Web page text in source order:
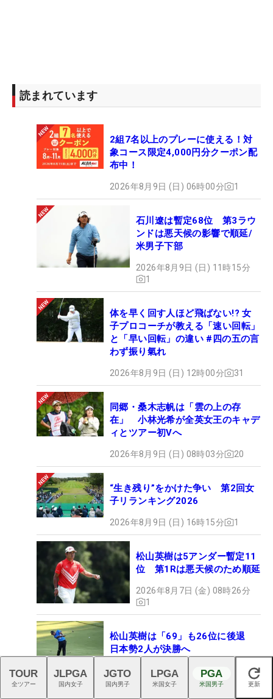
読まれています
2組7名以上のプレーに使える！対
象コース限定4,000円分クーポン配
布中！
2026年8月9日 (日) 06時00分 1
石川遼は暫定68位 第3ラウ
ンドは悪天候の影響で順延/
米男子下部
2026年8月9日 (日) 11時15分
1
体を早く回す人ほど飛ばない!? 女
子プロコーチが教える「速い回転」
と「早い回転」の違い #四の五の言
わず振り氣れ
2026年8月9日 (日) 12時00分 31
同郷・桑木志帆は「雲の上の存
在」 小林光希が全英女王のキャデ
ィとツアー初Vへ
2026年8月9日 (日) 08時03分 20
“生き残り”をかけた争い 第2回女
子リランキング2026
2026年8月9日 (日) 16時15分 1
松山英樹は5アンダー暫定11
位 第1Rは悪天候のため順延
2026年8月7日 (金) 08時26分
1
松山英樹は「69」も26位に後退
日本勢2人が決勝へ
2026年8月8日 (土) 08時41分
閉じる
TOUR
全ツアー
JLPGA
国内女子
JGTO
国内男子
LPGA
米国女子
PGA
米国男子 更新